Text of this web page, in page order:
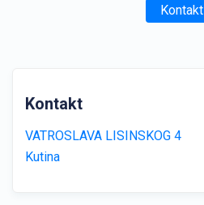
Kontakt
Kontakt
VATROSLAVA LISINSKOG 4
Kutina